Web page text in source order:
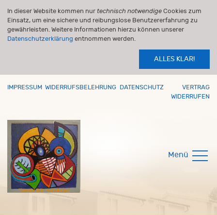
In dieser Website kommen nur technisch notwendige Cookies zum
Einsatz, um eine sichere und reibungslose Benutzererfahrung zu
gewährleisten. Weitere Informationen hierzu können unserer
Datenschutzerklärung entnommen werden.
ALLES KLAR!
IMPRESSUM WIDERRUFSBELEHRUNG DATENSCHUTZ
VERTRAG
WIDERRUFEN
Menü